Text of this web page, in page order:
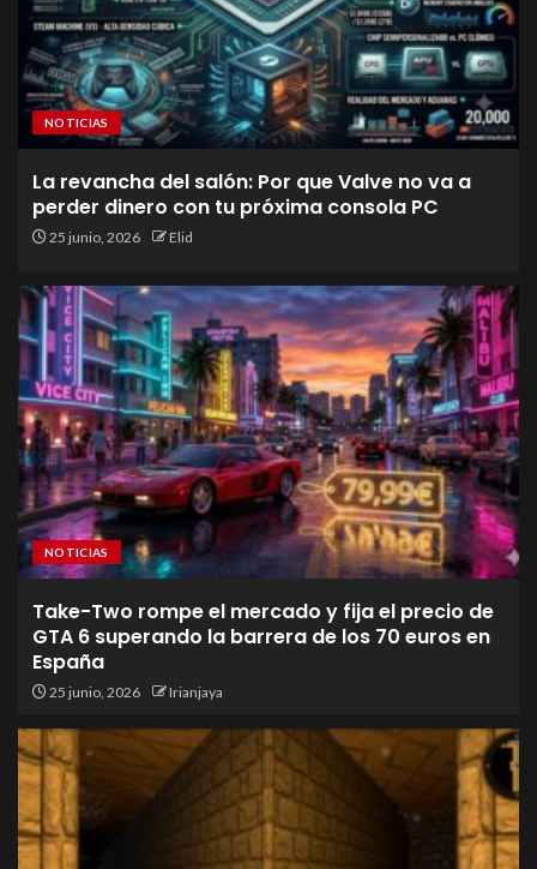
NOTICIAS
La revancha del salón: Por que Valve no va a
perder dinero con tu próxima consola PC
25 junio, 2026 Elid
NOTICIAS
Take-Two rompe el mercado y fija el precio de
GTA 6 superando la barrera de los 70 euros en
España
25 junio, 2026 Irianjaya